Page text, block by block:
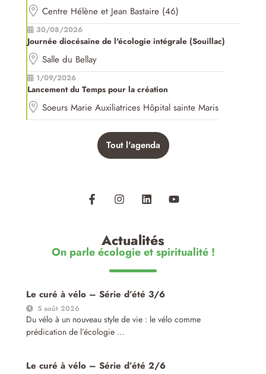
Centre Hélène et Jean Bastaire (46)
30/08/2026
Journée diocésaine de l'écologie intégrale (Souillac)
Salle du Bellay
1/09/2026
Lancement du Temps pour la création
Soeurs Marie Auxiliatrices Hôpital sainte Maris
Tout l'agenda
Actualités
On parle écologie et spiritualité !
Le curé à vélo – Série d’été 3/6
5 août 2026
Du vélo à un nouveau style de vie : le vélo comme
prédication de l’écologie …
Le curé à vélo – Série d’été 2/6